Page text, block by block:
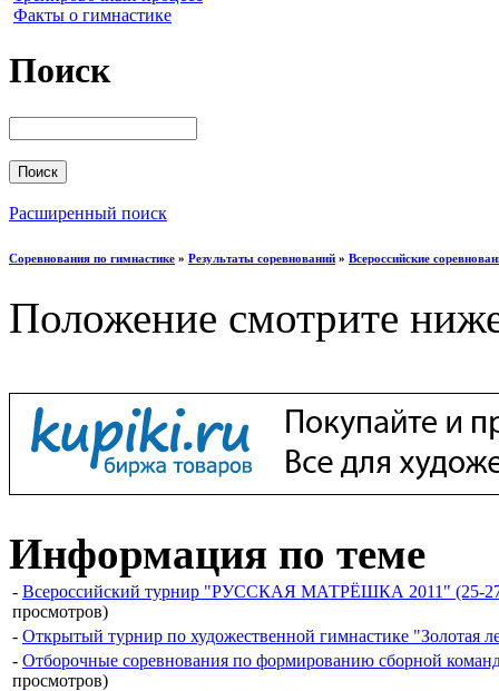
Факты о гимнастике
Поиск
Расширенный поиск
Соревнования по гимнастике » Результаты соревнований » Всероссийские
Положение смотрите
Информация по теме
- Всероссийский турнир "РУССКАЯ МАТРЁШКА 2011" (25-27
просмотров)
- Открытый турнир по художественной гимнастике "Золотая
- Отборочные соревнования по формированию сборной
просмотров)